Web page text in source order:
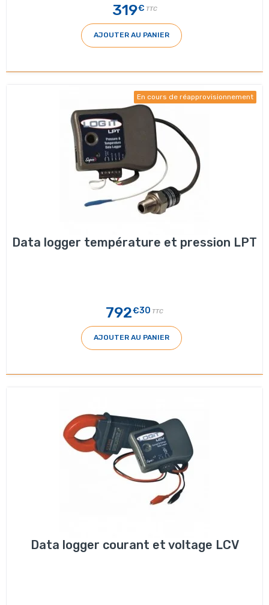
319€ TTC
AJOUTER AU PANIER
En cours de réapprovisionnement
Data logger température et pression LPT
792€30 TTC
AJOUTER AU PANIER
Data logger courant et voltage LCV